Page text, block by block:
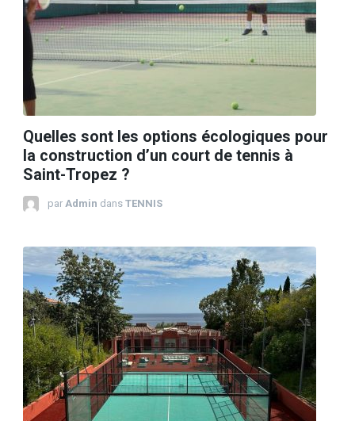
Quelles sont les options écologiques pour
la construction d’un court de tennis à
Saint-Tropez ?
par Admin dans TENNIS